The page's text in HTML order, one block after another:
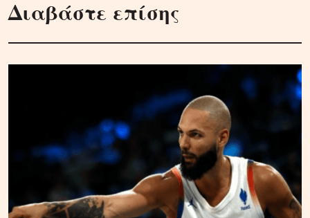
Διαβάστε επίσης